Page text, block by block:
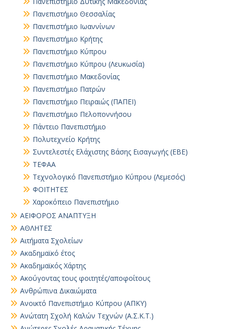
Πανεπιστήμιο Θεσσαλίας
Πανεπιστήμιο Ιωαννίνων
Πανεπιστήμιο Κρήτης
Πανεπιστήμιο Κύπρου
Πανεπιστήμιο Κύπρου (Λευκωσία)
Πανεπιστήμιο Μακεδονίας
Πανεπιστήμιο Πατρών
Πανεπιστήμιο Πειραιώς (ΠΑΠΕΙ)
Πανεπιστήμιο Πελοποννήσου
Πάντειο Πανεπιστήμιο
Πολυτεχνείο Κρήτης
Συντελεστές Ελάχιστης Βάσης Εισαγωγής (ΕΒΕ)
ΤΕΦΑΑ
Τεχνολογικό Πανεπιστήμιο Κύπρου (Λεμεσός)
ΦΟΙΤΗΤΕΣ
Χαροκόπειο Πανεπιστήμιο
ΑΕΙΦΟΡΟΣ ΑΝΑΠΤΥΞΗ
ΑΘΛΗΤΕΣ
Αιτήματα Σχολείων
Ακαδημαϊκό έτος
Ακαδημαϊκός Χάρτης
Ακούγοντας τους φοιτητές/αποφοίτους
Ανθρώπινα Δικαιώματα
Ανοικτό Πανεπιστήμιο Κύπρου (ΑΠΚΥ)
Ανώτατη Σχολή Καλών Τεχνών (Α.Σ.Κ.Τ.)